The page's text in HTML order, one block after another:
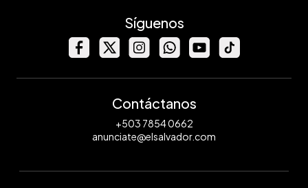
Síguenos
Contáctanos
+503 7854 0662
anunciate@elsalvador.com